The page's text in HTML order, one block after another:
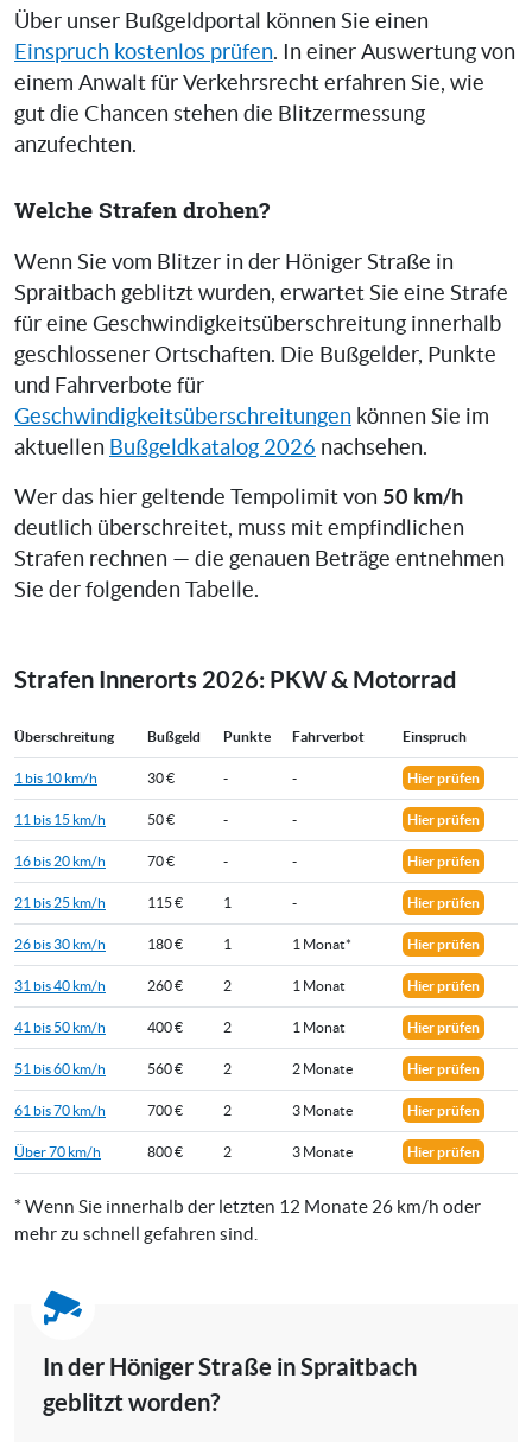
Über unser Bußgeldportal können Sie einen
Einspruch kostenlos prüfen. In einer Auswertung von
einem Anwalt für Verkehrsrecht erfahren Sie, wie
gut die Chancen stehen die Blitzermessung
anzufechten.
Welche Strafen drohen?
Wenn Sie vom Blitzer in der Höniger Straße in
Spraitbach geblitzt wurden, erwartet Sie eine Strafe
für eine Geschwindigkeitsüberschreitung innerhalb
geschlossener Ortschaften. Die Bußgelder, Punkte
und Fahrverbote für
Geschwindigkeitsüberschreitungen können Sie im
aktuellen Bußgeldkatalog 2026 nachsehen.
Wer das hier geltende Tempolimit von 50 km/h
deutlich überschreitet, muss mit empfindlichen
Strafen rechnen — die genauen Beträge entnehmen
Sie der folgenden Tabelle.
Strafen Innerorts 2026: PKW & Motorrad
Überschreitung Bußgeld Punkte Fahrverbot Einspruch
1 bis 10 km/h 30 € - - Hier prüfen
11 bis 15 km/h 50 € - - Hier prüfen
16 bis 20 km/h 70 € - - Hier prüfen
21 bis 25 km/h 115 € 1 - Hier prüfen
26 bis 30 km/h 180 € 1 1 Monat* Hier prüfen
31 bis 40 km/h 260 € 2 1 Monat Hier prüfen
41 bis 50 km/h 400 € 2 1 Monat Hier prüfen
51 bis 60 km/h 560 € 2 2 Monate Hier prüfen
61 bis 70 km/h 700 € 2 3 Monate Hier prüfen
Über 70 km/h 800 € 2 3 Monate Hier prüfen
* Wenn Sie innerhalb der letzten 12 Monate 26 km/h oder
mehr zu schnell gefahren sind.
In der Höniger Straße in Spraitbach
geblitzt worden?